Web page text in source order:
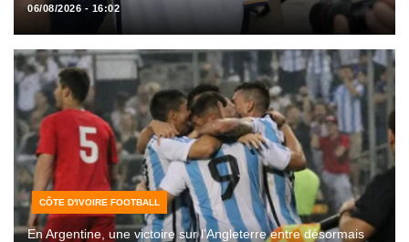
06/08/2026 - 16:02
CÔTE D'IVOIRE FOOTBALL
En Argentine, une victoire sur l’Angleterre entre désormais